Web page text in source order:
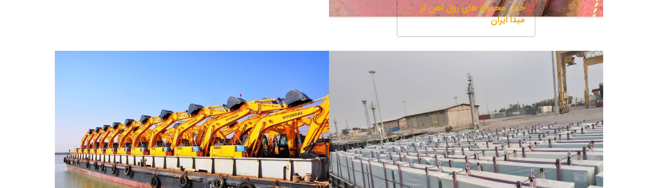
حمل محموله های رول آهن از
مبدا ایران